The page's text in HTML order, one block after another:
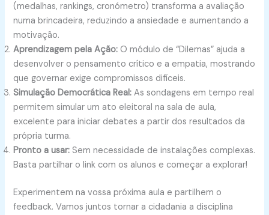
(medalhas, rankings, cronómetro) transforma a avaliação
numa brincadeira, reduzindo a ansiedade e aumentando a
motivação.
Aprendizagem pela Ação: O módulo de “Dilemas” ajuda a
desenvolver o pensamento crítico e a empatia, mostrando
que governar exige compromissos difíceis.
Simulação Democrática Real: As sondagens em tempo real
permitem simular um ato eleitoral na sala de aula,
excelente para iniciar debates a partir dos resultados da
própria turma.
Pronto a usar: Sem necessidade de instalações complexas.
Basta partilhar o link com os alunos e começar a explorar!
Experimentem na vossa próxima aula e partilhem o
feedback. Vamos juntos tornar a cidadania a disciplina